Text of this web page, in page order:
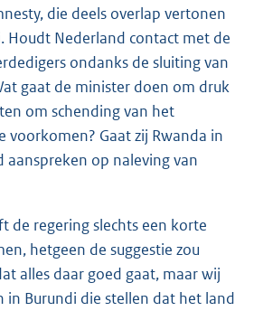
die deels overlap vertonen
Houdt Nederland contact met de
ondanks de sluiting van
gaat de minister doen om druk
om schending van het
voorkomen? Gaat zij Rwanda in
aanspreken op naleving van
de regering slechts een korte
hetgeen de suggestie zou
alles daar goed gaat, maar wij
in Burundi die stellen dat het land